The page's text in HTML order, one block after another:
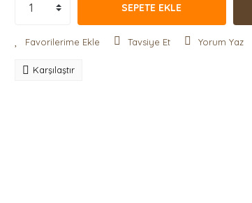
SEPETE EKLE
Tavsiye Et Yorum Yaz
Karşılaştır